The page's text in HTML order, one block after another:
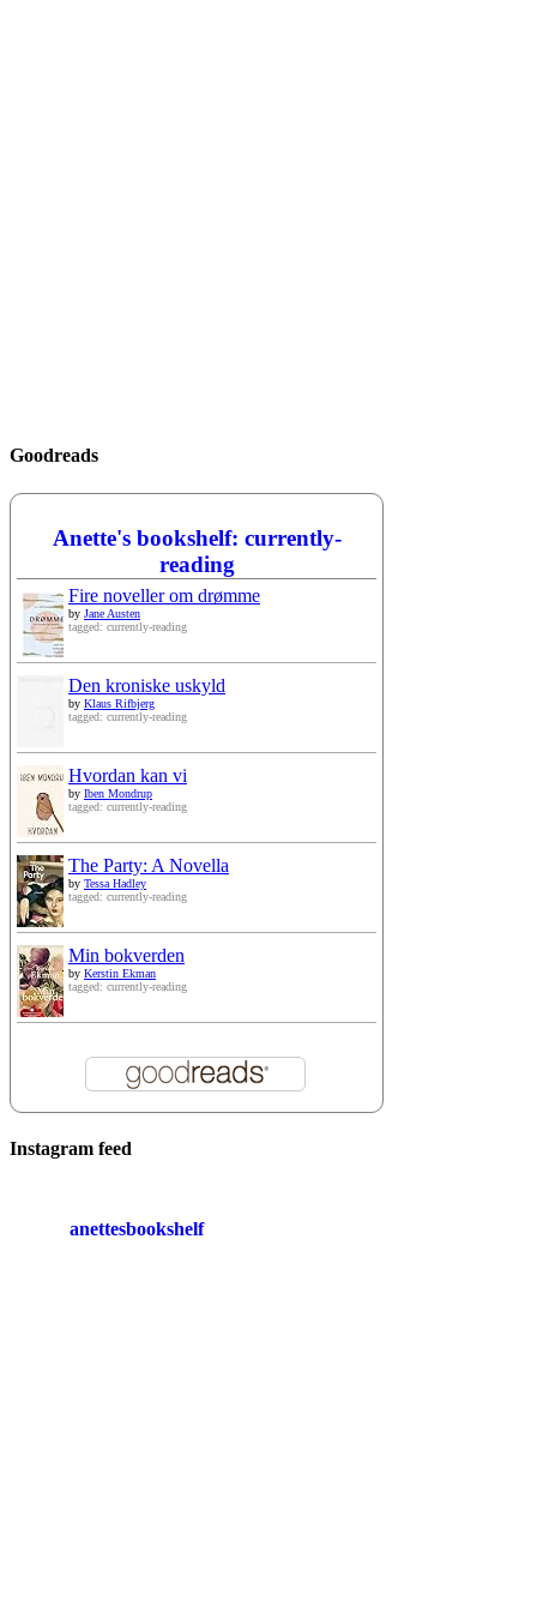
Goodreads
Anette's bookshelf: currently-
reading
Fire noveller om drømme
by Jane Austen
tagged: currently-reading
Den kroniske uskyld
by Klaus Rifbjerg
tagged: currently-reading
Hvordan kan vi
by Iben Mondrup
tagged: currently-reading
The Party: A Novella
by Tessa Hadley
tagged: currently-reading
Min bokverden
by Kerstin Ekman
tagged: currently-reading
Instagram feed
anettesbookshelf